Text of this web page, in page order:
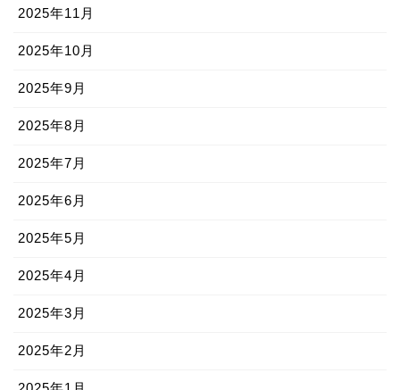
2025年11月
2025年10月
2025年9月
2025年8月
2025年7月
2025年6月
2025年5月
2025年4月
2025年3月
2025年2月